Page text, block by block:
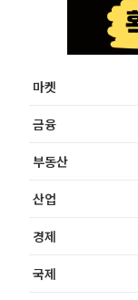
마켓
금융
부동산
산업
경제
국제